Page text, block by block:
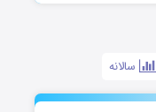
سالانه